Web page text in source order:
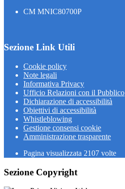
CM MNIC80700P
Sezione Link Utili
Cookie policy
Note legali
Informativa Privacy
Ufficio Relazioni con il Pubblico
Dichiarazione di accessibilità
Obiettivi di accessibilità
Whistleblowing
Gestione consensi cookie
Amministrazione trasparente
Pagina visualizzata 2107 volte
Sezione Copyright